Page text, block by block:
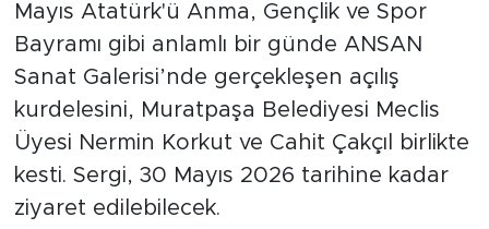
Mayıs Atatürk'ü Anma, Gençlik ve Spor
Bayramı gibi anlamlı bir günde ANSAN
Sanat Galerisi’nde gerçekleşen açılış
kurdelesini, Muratpaşa Belediyesi Meclis
Üyesi Nermin Korkut ve Cahit Çakçıl birlikte
kesti. Sergi, 30 Mayıs 2026 tarihine kadar
ziyaret edilebilecek.